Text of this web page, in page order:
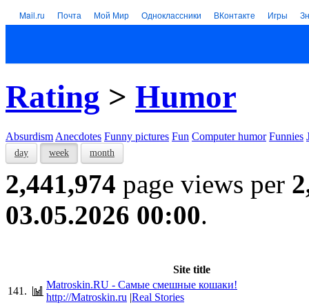
Mail.ru Почта Мой Мир Одноклассники ВКонтакте Игры
Rating > Humor
Absurdism Anecdotes Funny pictures Fun Computer humor Funnies
day week month
2,441,974 page views per
03.05.2026 00:00.
Site title
141.
Matroskin.RU - Самые смешные кошаки!
http://Matroskin.ru |Real Stories